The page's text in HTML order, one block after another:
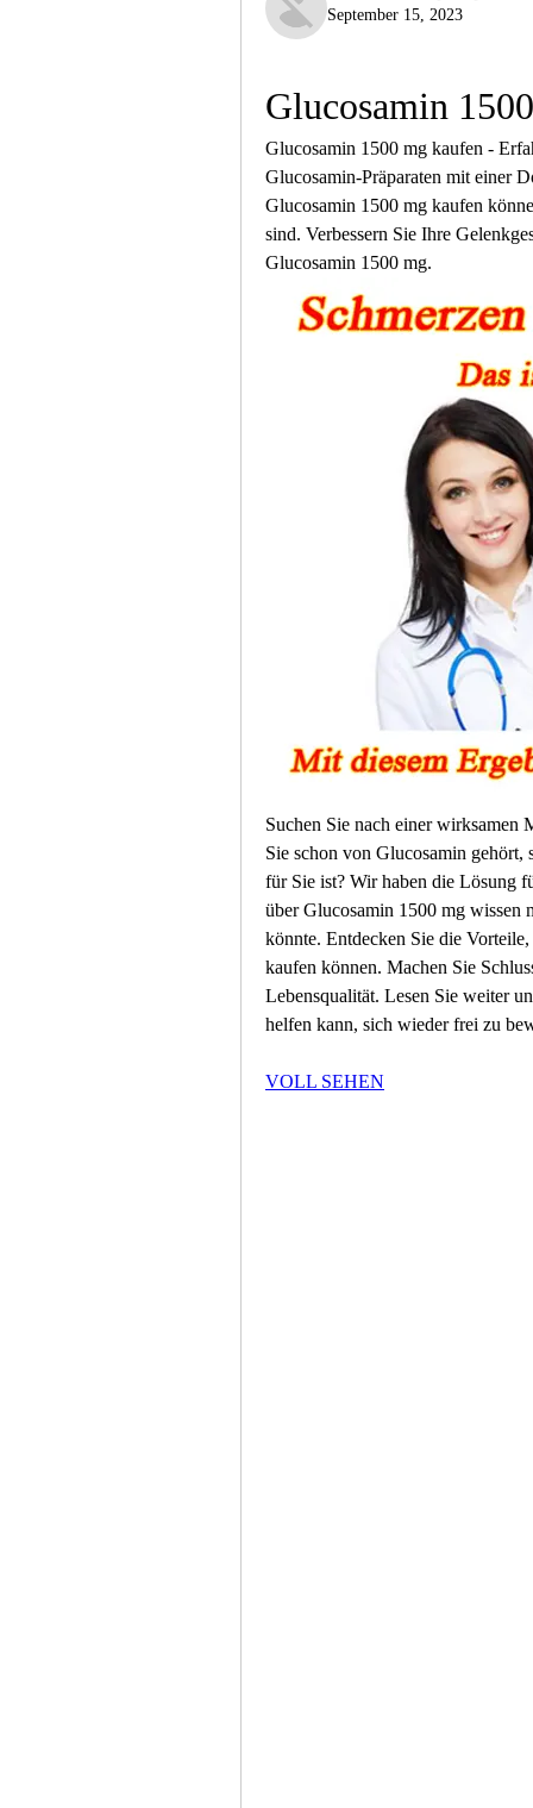
September 15, 2023
Glucosamin
Glucosamin 1500 mg kaufen -
Glucosamin-Präparaten mit einer
Glucosamin 1500 mg kaufen
sind. Verbessern Sie Ihre
Glucosamin 1500 mg.
Suchen Sie nach einer wirksamen
Sie schon von Glucosamin gehört,
für Sie ist? Wir haben die Lösung
über Glucosamin 1500 mg wissen
könnte. Entdecken Sie die
kaufen können. Machen Sie
Lebensqualität. Lesen Sie weiter
helfen kann, sich wieder frei zu
VOLL SEHEN